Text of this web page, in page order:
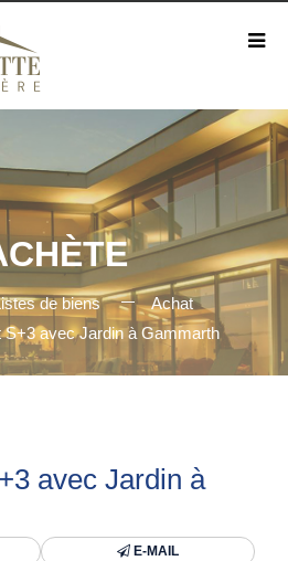
de biens
Achat
S+3 avec Jardin à Gammarth
avec Jardin à
E-MAIL